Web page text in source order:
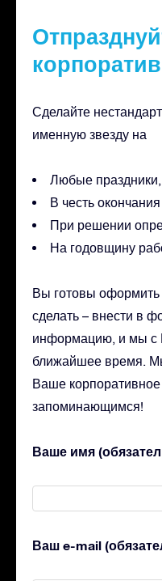
Сделайте
именную звезду на
Любые
В честь окончания
При решении
На годовщину
Вы готовы оформить
сделать – внести в
информацию, и мы с
ближайшее время.
Ваше
запоминающимся!
Ваше имя
Ваш e-mail